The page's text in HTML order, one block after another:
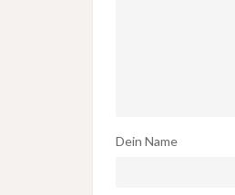
Dein Name